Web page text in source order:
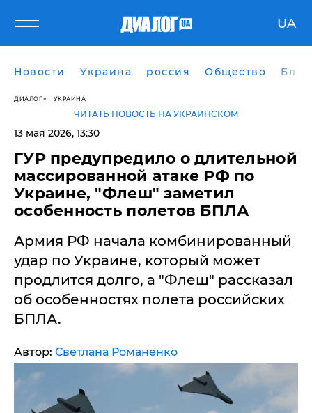
UA
Новости Украина россия Общество
ДИАЛОГ УКРАИНА
ЧИТАТЬ НОВОСТЬ НА УКРАИНСКОМ
13 мая 2026, 13:30
ГУР предупредило о длительной
массированной атаке РФ по
Украине, "Флеш" заметил
особенность полетов БПЛА
Армия РФ начала комбинированный
удар по Украине, который может
продлится долго, а "Флеш" рассказал
об особенностях полета российских
БПЛА.
Автор: Светлана Романенко